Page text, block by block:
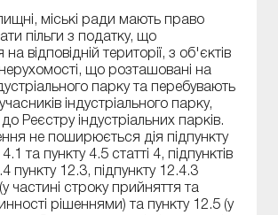
міські ради мають право
пільги з податку, що
відповідній території, з об'єктів
що розташовані на
парку та перебувають
індустріального парку,
Реєстру індустріальних парків.
не поширюється дія підпункту
та пункту 4.5 статті 4, підпунктів
пункту 12.3, підпункту 12.4.3
частині строку прийняття та
рішеннями) та пункту 12.5 (у